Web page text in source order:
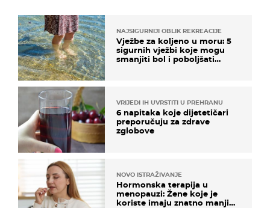
NAJSIGURNIJI OBLIK REKREACIJE
Vježbe za koljeno u moru: 5
sigurnih vježbi koje mogu
smanjiti bol i poboljšati
VRIJEDI IH UVRSTITI U PREHRANU
6 napitaka koje dijetetičari
preporučuju za zdrave
zglobove
NOVO ISTRAŽIVANJE
Hormonska terapija u
menopauzi: Žene koje je
koriste imaju znatno manji